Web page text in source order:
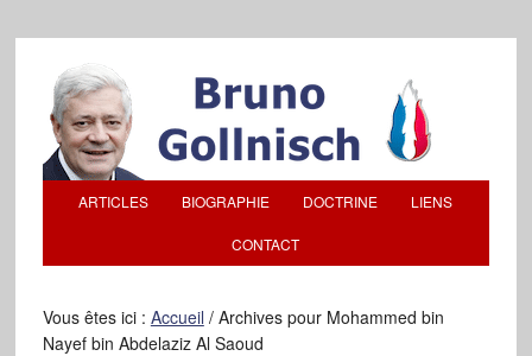
ARTICLES BIOGRAPHIE DOCTRINE LIENS
CONTACT
Vous êtes ici : Accueil /Archives pour Mohammed bin
Nayef bin Abdelaziz Al Saoud